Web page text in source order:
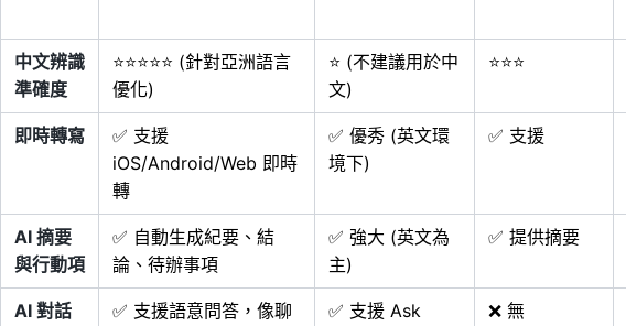
中文辨識
準確度
⭐⭐⭐⭐⭐ (針對亞洲語言
優化)
⭐ (不建議用於中
文)
⭐⭐⭐
即時轉寫
✅ 支援
iOS/Android/Web 即時
轉
✅ 優秀 (英文環
境下)
✅ 支援
AI 摘要
與行動項
✅ 自動生成紀要、結
論、待辦事項
✅ 強大 (英文為
主)
✅ 提供摘要
AI 對話
✅ 支援語意問答，像聊
✅ 支援 Ask
❌ 無